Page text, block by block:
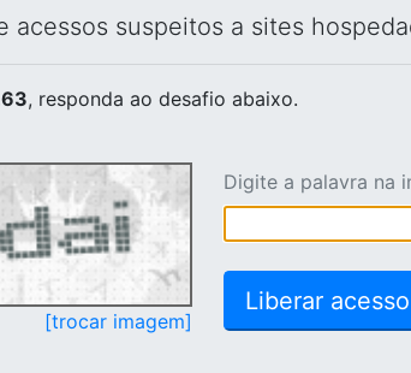
acessos suspeitos a sites
, responda ao desafio abaixo.
[trocar imagem]
Digite a palavra na